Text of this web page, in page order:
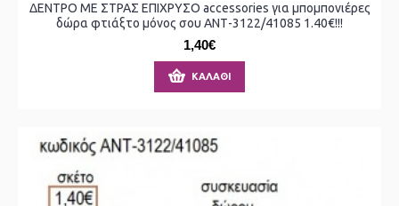
ΔΕΝΤΡΟ ΜΕ ΣΤΡΑΣ ΕΠΙΧΡΥΣΟ accessories για μπομπονιέρες
δώρα φτιάξτο μόνος σου ΑΝΤ-3122/41085 1.40€!!!
1,40€
ΚΑΛΆΘΙ